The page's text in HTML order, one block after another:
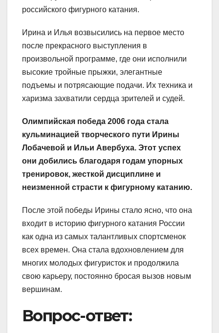
российского фигурного катания.
Ирина и Илья возвысились на первое место
после прекрасного выступления в
произвольной программе, где они исполнили
высокие тройные прыжки, элегантные
подъемы и потрясающие подачи. Их техника и
харизма захватили сердца зрителей и судей.
Олимпийская победа 2006 года стала
кульминацией творческого пути Ирины
Лобачевой и Ильи Авербуха. Этот успех
они добились благодаря годам упорных
тренировок, жесткой дисциплине и
неизменной страсти к фигурному катанию.
После этой победы Ирины стало ясно, что она
входит в историю фигурного катания России
как одна из самых талантливых спортсменок
всех времен. Она стала вдохновлением для
многих молодых фигуристок и продолжила
свою карьеру, постоянно бросая вызов новым
вершинам.
Вопрос-ответ: